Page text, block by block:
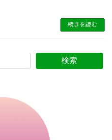
続きを読む
検索